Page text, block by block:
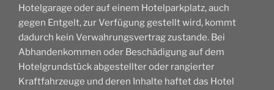
Hotelgarage oder auf einem Hotelparkplatz, auch
gegen Entgelt, zur Verfügung gestellt wird, kommt
dadurch kein Verwahrungsvertrag zustande. Bei
Abhandenkommen oder Beschädigung auf dem
Hotelgrundstück abgestellter oder rangierter
Kraftfahrzeuge und deren Inhalte haftet das Hotel